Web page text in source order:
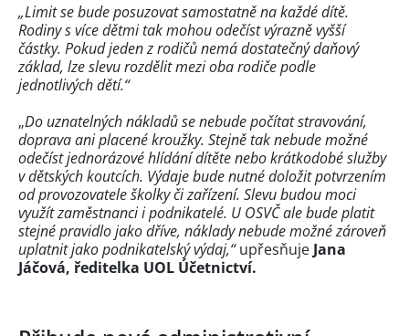
„Limit se bude posuzovat samostatně na každé dítě.
Rodiny s více dětmi tak mohou odečíst výrazně vyšší
částky. Pokud jeden z rodičů nemá dostatečný daňový
základ, lze slevu rozdělit mezi oba rodiče podle
jednotlivých dětí.“
„Do uznatelných nákladů se nebude počítat stravování,
doprava ani placené kroužky. Stejně tak nebude možné
odečíst jednorázové hlídání dítěte nebo krátkodobé služby
v dětských koutcích. Výdaje bude nutné doložit potvrzením
od provozovatele školky či zařízení. Slevu budou moci
využít zaměstnanci i podnikatelé. U OSVČ ale bude platit
stejné pravidlo jako dříve, náklady nebude možné zároveň
uplatnit jako podnikatelský výdaj,“upřesňuje Jana
Jáčová, ředitelka UOL Účetnictví.